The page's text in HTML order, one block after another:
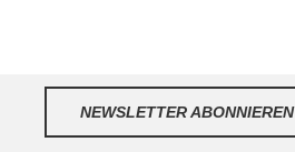
NEWSLETTER ABONNIEREN